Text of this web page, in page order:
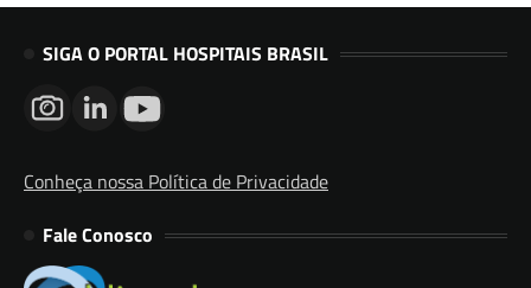
SIGA O PORTAL HOSPITAIS BRASIL
Conheça nossa Política de Privacidade
Fale Conosco